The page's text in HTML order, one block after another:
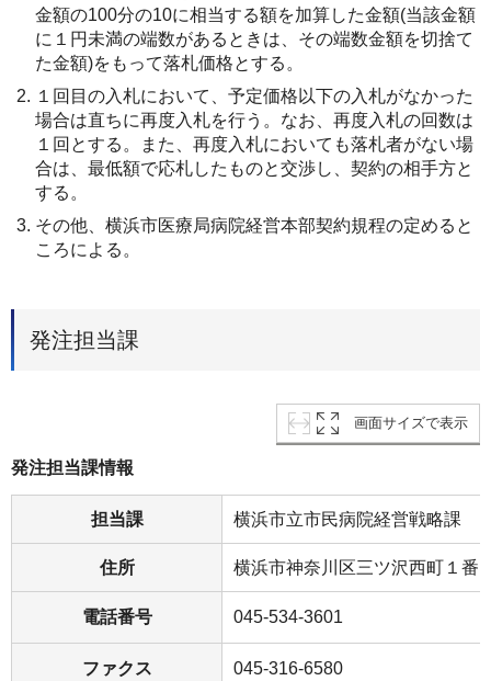
金額の100分の10に相当する額を加算した金額(当該金額
に１円未満の端数があるときは、その端数金額を切捨て
た金額)をもって落札価格とする。
１回目の入札において、予定価格以下の入札がなかった
場合は直ちに再度入札を行う。なお、再度入札の回数は
１回とする。また、再度入札においても落札者がない場
合は、最低額で応札したものと交渉し、契約の相手方と
する。
その他、横浜市医療局病院経営本部契約規程の定めると
ころによる。
発注担当課
画面サイズで表示
発注担当課情報
担当課 横浜市立市民病院経営戦略課
住所 横浜市神奈川区三ツ沢西町１番
電話番号 045-534-3601
ファクス 045-316-6580